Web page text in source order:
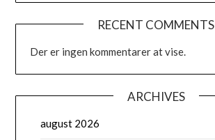
RECENT COMMENTS
Der er ingen kommentarer at vise.
ARCHIVES
august 2026